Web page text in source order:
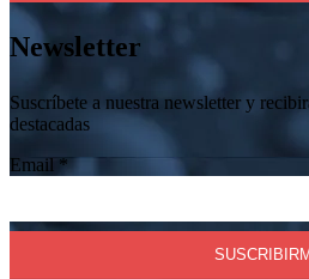
Newsletter
Suscríbete a nuestra newsletter y
destacadas
Email *